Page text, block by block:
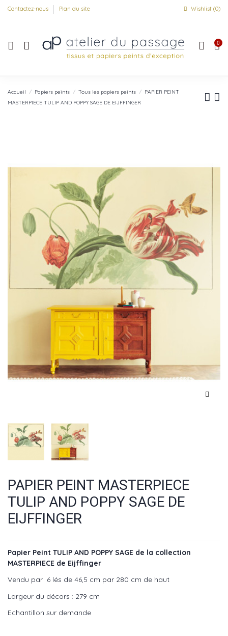
Contactez-nous Plan du site Wishlist (0)
0
Accueil Papiers peints Tous les papiers peints
PAPIER PEINT
MASTERPIECE TULIP AND POPPY SAGE DE EIJFFINGER
PAPIER PEINT MASTERPIECE
TULIP AND POPPY SAGE DE
EIJFFINGER
Papier Peint TULIP AND POPPY SAGE de la collection
MASTERPIECE de Eijffinger
Vendu par 6 lés de 46,5 cm par 280 cm de haut
Largeur du décors : 279 cm
Echantillon sur demande